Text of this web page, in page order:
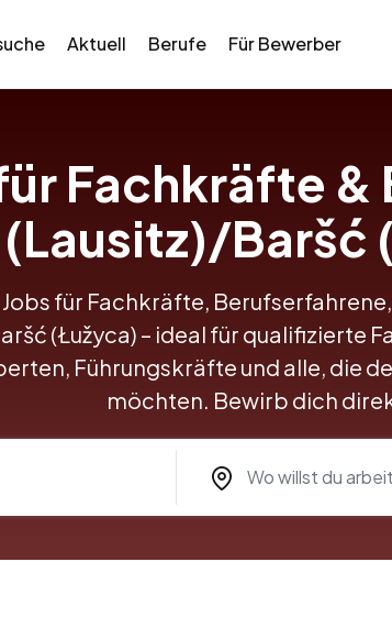
Aktuell Berufe Für Bewerber
Fachkräfte
(Lausitz)/Baršć
für Fachkräfte,
(Łužyca) – ideal für qualifizierte
Führungskräfte und alle, die
möchten. Bewirb dich